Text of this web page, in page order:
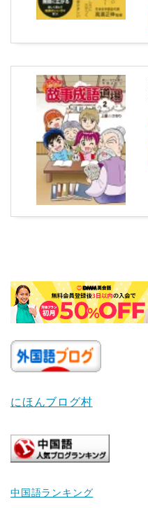
にほんブログ村
中国語ランキング